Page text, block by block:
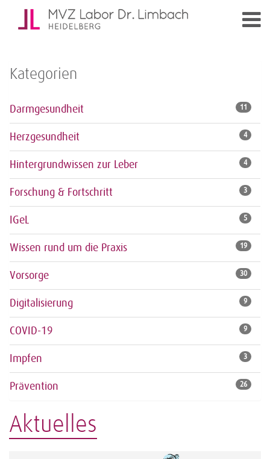
Kategorien
Darmgesundheit 11
Herzgesundheit 4
Hintergrundwissen zur Leber 4
Forschung & Fortschritt 3
IGeL 5
Wissen rund um die Praxis 19
Vorsorge 30
Digitalisierung 9
COVID-19 9
Impfen 3
Prävention 26
Aktuelles